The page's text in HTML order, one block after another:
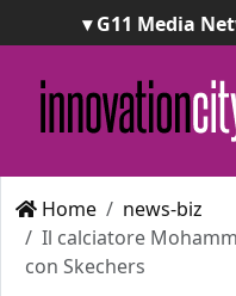
▾ G11 Media
ImpresaCity |
Awards
Italian
Home
news-biz
Il calciatore
con Skechers